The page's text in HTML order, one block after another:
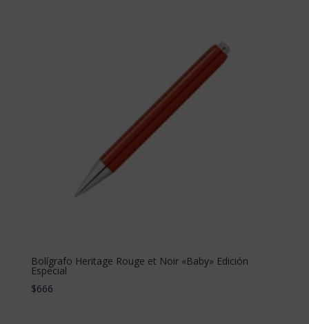
Bolígrafo Heritage Rouge et Noir «Baby» Edición
Especial
$666